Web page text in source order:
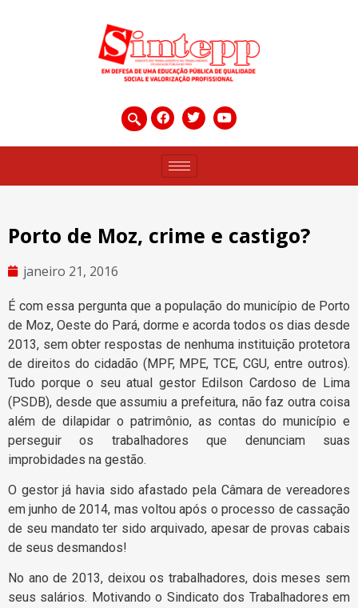
Porto de Moz, crime e castigo?
janeiro 21, 2016
É com essa pergunta que a população do município de Porto
de Moz, Oeste do Pará, dorme e acorda todos os dias desde
2013, sem obter respostas de nenhuma instituição protetora
de direitos do cidadão (MPF, MPE, TCE, CGU, entre outros).
Tudo porque o seu atual gestor Edilson Cardoso de Lima
(PSDB), desde que assumiu a prefeitura, não faz outra coisa
além de dilapidar o patrimônio, as contas do município e
perseguir os trabalhadores que denunciam suas
improbidades na gestão.
O gestor já havia sido afastado pela Câmara de vereadores
em junho de 2014, mas voltou após o processo de cassação
de seu mandato ter sido arquivado, apesar de provas cabais
de seus desmandos!
No ano de 2013, deixou os trabalhadores, dois meses sem
seus salários. Motivando o Sindicato dos Trabalhadores em